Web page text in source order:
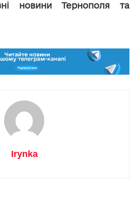
новини Тернополя та
Irynka